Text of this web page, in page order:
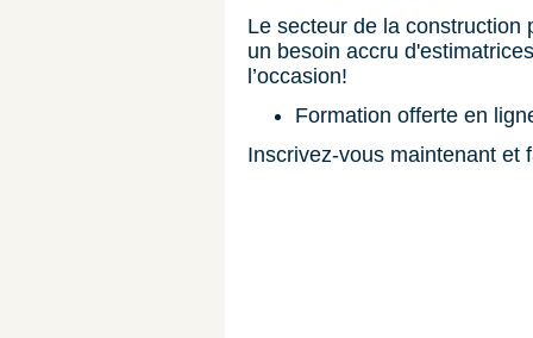
Le secteur de la construction
un besoin accru
l’occasion!
Formation offerte en
Inscrivez-vous maintenant et